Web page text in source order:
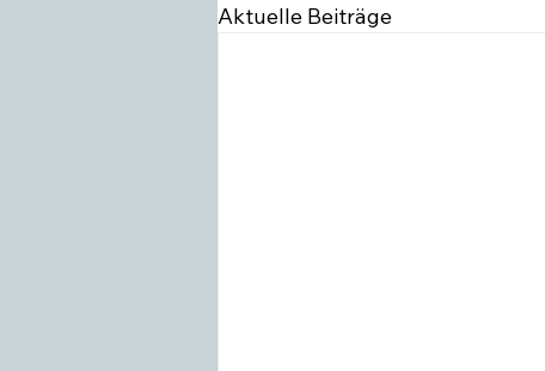
Aktuelle Beiträge